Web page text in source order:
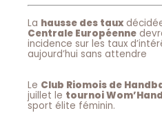
La hausse des taux
Centrale Européenne
incidence sur les taux
aujourd’hui sans attendre
Le Club Riomois de
juillet le tournoi Wom’Hand
sport élite féminin.